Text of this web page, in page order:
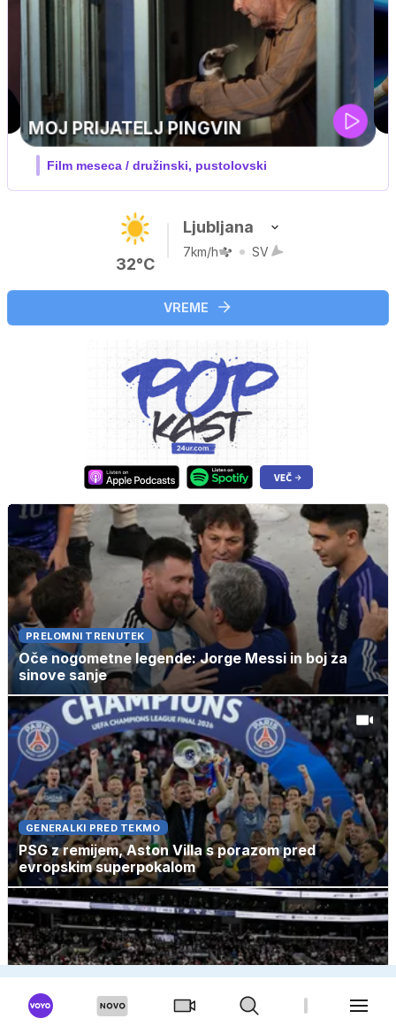
32°C
Ljubljana
7km/h SV
VREME
PRELOMNI TRENUTEK
Oče nogometne legende: Jorge Messi in boj za
sinove sanje
GENERALKI PRED TEKMO
PSG z remijem, Aston Villa s porazom pred
evropskim superpokalom
OB IMENIH NAJVEČJIH